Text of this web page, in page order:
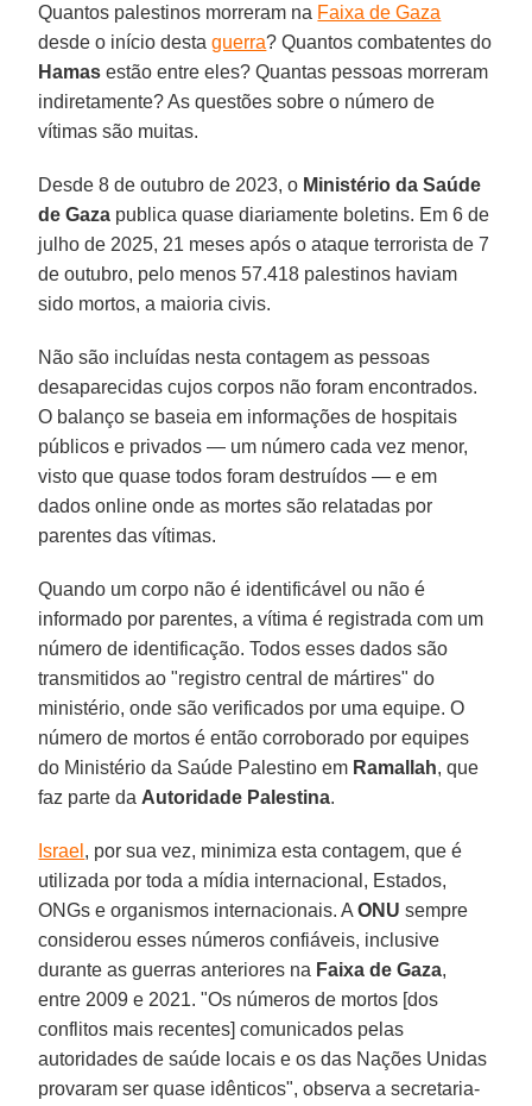
Quantos palestinos morreram na Faixa de Gaza
desde o início destaguerra? Quantos combatentes do
Hamas estão entre eles? Quantas pessoas morreram
indiretamente? As questões sobre o número de
vítimas são muitas.
Desde 8 de outubro de 2023, o Ministério da Saúde
de Gaza publica quase diariamente boletins. Em 6 de
julho de 2025, 21 meses após o ataque terrorista de 7
de outubro, pelo menos 57.418 palestinos haviam
sido mortos, a maioria civis.
Não são incluídas nesta contagem as pessoas
desaparecidas cujos corpos não foram encontrados.
O balanço se baseia em informações de hospitais
públicos e privados — um número cada vez menor,
visto que quase todos foram destruídos — e em
dados online onde as mortes são relatadas por
parentes das vítimas.
Quando um corpo não é identificável ou não é
informado por parentes, a vítima é registrada com um
número de identificação. Todos esses dados são
transmitidos ao "registro central de mártires" do
ministério, onde são verificados por uma equipe. O
número de mortos é então corroborado por equipes
do Ministério da Saúde Palestino em Ramallah, que
faz parte da Autoridade Palestina.
Israel , por sua vez, minimiza esta contagem, que é
utilizada por toda a mídia internacional, Estados,
ONGs e organismos internacionais. AONU sempre
considerou esses números confiáveis, inclusive
durante as guerras anteriores na Faixa de Gaza,
entre 2009 e 2021. "Os números de mortos [dos
conflitos mais recentes] comunicados pelas
autoridades de saúde locais e os das Nações Unidas
provaram ser quase idênticos", observa a secretaria-